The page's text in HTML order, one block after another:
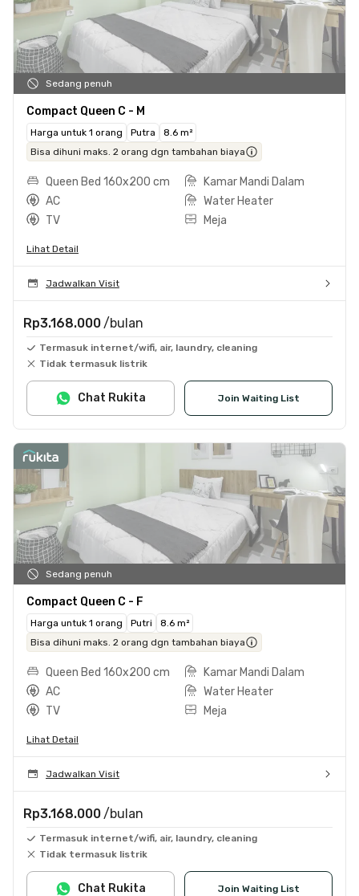
Sedang penuh
Compact Queen C - M
Harga untuk 1 orang Putra
8.6 m²
Bisa dihuni maks. 2 orang dgn tambahan biaya
Queen Bed 160x200 cm
Kamar Mandi Dalam
AC
Water Heater
TV
Meja
Lihat Detail
Jadwalkan Visit
Rp3.168.000 /bulan
Termasuk internet/wifi, air, laundry, cleaning
Tidak termasuk listrik
Join Waiting List
Chat Rukita
Sedang penuh
Compact Queen C - F
Harga untuk 1 orang Putri
8.6 m²
Bisa dihuni maks. 2 orang dgn tambahan biaya
Queen Bed 160x200 cm
Kamar Mandi Dalam
AC
Water Heater
TV
Meja
Lihat Detail
Jadwalkan Visit
Rp3.168.000 /bulan
Termasuk internet/wifi, air, laundry, cleaning
Tidak termasuk listrik
Join Waiting List
Chat Rukita